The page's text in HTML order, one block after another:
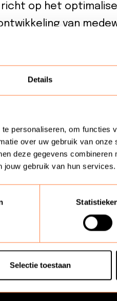
Details
personaliseren, om functies
over uw gebruik van
deze gegevens
jouw gebruik van hun services.
Selectie toestaan
richt op het
van
kunnen we
Dan
op verschillende